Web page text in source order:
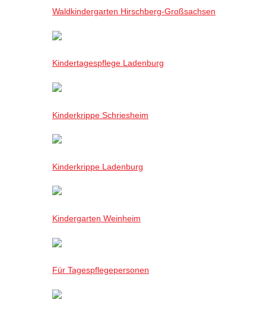
Waldkindergarten Hirschberg-Großsachsen
Kindertagespflege Ladenburg
Kinderkrippe Schriesheim
Kinderkrippe Ladenburg
Kindergarten Weinheim
Für Tagespflegepersonen